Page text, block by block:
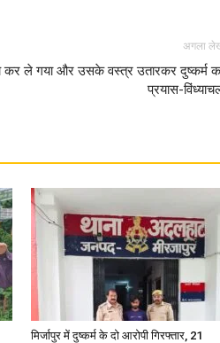
in
Hindi,
अगला
कर ले गया और उसके वस्त्र उतारकर दुष्कर्म
प्रयास-
मिर्जापुर में दुष्कर्म के दो आरोपी गिरफ्तार, 21